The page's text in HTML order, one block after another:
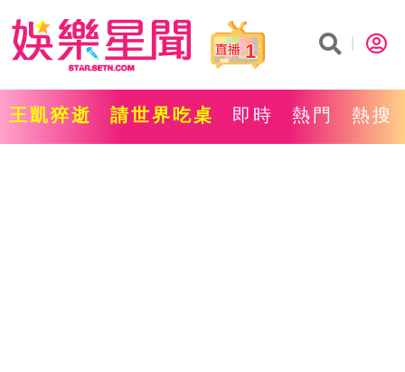
1
王凱猝逝 請世界吃桌 即時 熱門 熱搜